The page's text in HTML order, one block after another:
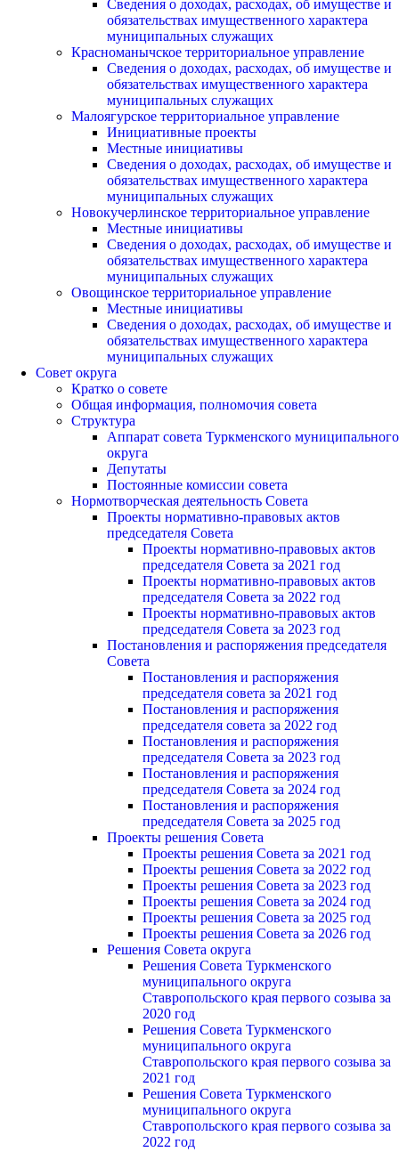
Сведения о доходах, расходах, об имуществе и
обязательствах имущественного характера
муниципальных служащих
Красноманычское территориальное управление
Сведения о доходах, расходах, об имуществе и
обязательствах имущественного характера
муниципальных служащих
Малоягурское территориальное управление
Инициативные проекты
Местные инициативы
Сведения о доходах, расходах, об имуществе и
обязательствах имущественного характера
муниципальных служащих
Новокучерлинское территориальное управление
Местные инициативы
Сведения о доходах, расходах, об имуществе и
обязательствах имущественного характера
муниципальных служащих
Овощинское территориальное управление
Местные инициативы
Сведения о доходах, расходах, об имуществе и
обязательствах имущественного характера
муниципальных служащих
Совет округа
Кратко о совете
Общая информация, полномочия совета
Структура
Аппарат совета Туркменского муниципального
округа
Депутаты
Постоянные комиссии совета
Нормотворческая деятельность Совета
Проекты нормативно-правовых актов
председателя Cовета
Проекты нормативно-правовых актов
председателя Cовета за 2021 год
Проекты нормативно-правовых актов
председателя Cовета за 2022 год
Проекты нормативно-правовых актов
председателя Cовета за 2023 год
Постановления и распоряжения председателя
Cовета
Постановления и распоряжения
председателя совета за 2021 год
Постановления и распоряжения
председателя совета за 2022 год
Постановления и распоряжения
председателя Cовета за 2023 год
Постановления и распоряжения
председателя Cовета за 2024 год
Постановления и распоряжения
председателя Cовета за 2025 год
Проекты решения Cовета
Проекты решения Совета за 2021 год
Проекты решения Совета за 2022 год
Проекты решения Cовета за 2023 год
Проекты решения Совета за 2024 год
Проекты решения Совета за 2025 год
Проекты решения Совета за 2026 год
Решения Совета округа
Решения Совета Туркменского
муниципального округа
Ставропольского края первого созыва за
2020 год
Решения Совета Туркменского
муниципального округа
Ставропольского края первого созыва за
2021 год
Решения Совета Туркменского
муниципального округа
Ставропольского края первого созыва за
2022 год